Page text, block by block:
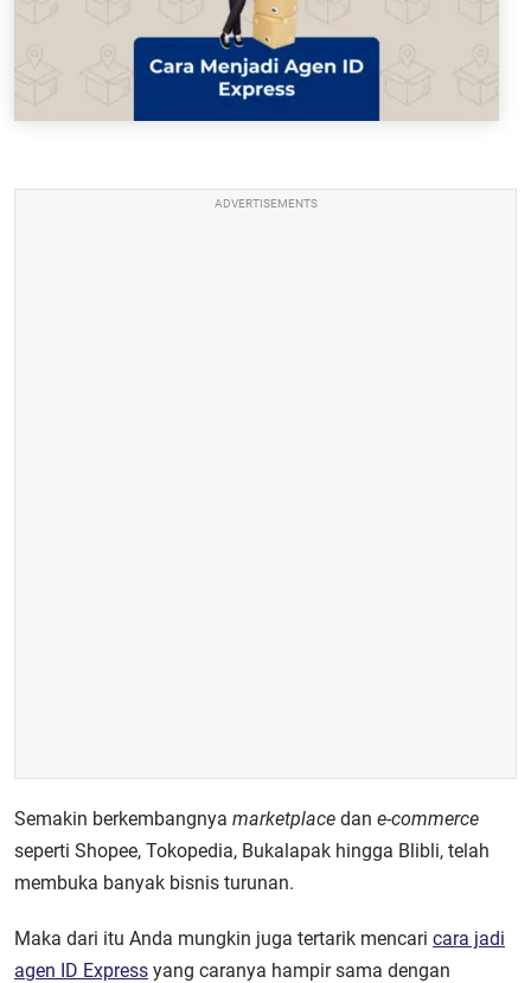
ADVERTISEMENTS
Semakin berkembangnya marketplace dan e-commerce
seperti Shopee, Tokopedia, Bukalapak hingga Blibli, telah
membuka banyak bisnis turunan.
Maka dari itu Anda mungkin juga tertarik mencari cara jadi
agen ID Express yang caranya hampir sama dengan